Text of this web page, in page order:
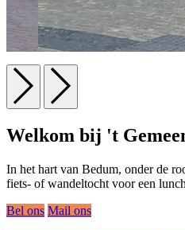
Welkom bij 't
In het hart van Bedum, onder de
fiets- of wandeltocht voor een
Bel ons Mail ons